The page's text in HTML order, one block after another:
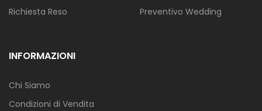
Richiesta Reso
Preventivo Wedding
INFORMAZIONI
Chi Siamo
Condizioni di Vendita